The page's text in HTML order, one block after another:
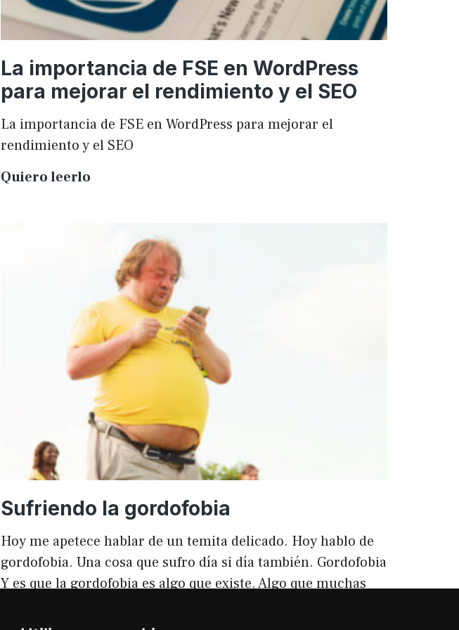
La importancia de FSE en WordPress
para mejorar el rendimiento y el SEO
La importancia de FSE en WordPress para mejorar el
rendimiento y el SEO
Quiero leerlo
WordPress
para
mejorar
el
rendimiento
el
SEO
Sufriendo la gordofobia
Hoy me apetece hablar de un temita delicado. Hoy hablo de
gordofobia. Una cosa que sufro día si día también. Gordofobia
Y es que la gordofobia es algo que existe. Algo que muchas
igual que en el anuncio). Nos están vendiendo siempre unos